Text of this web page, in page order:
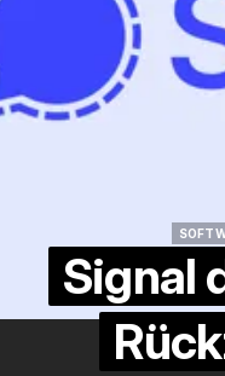
Signal